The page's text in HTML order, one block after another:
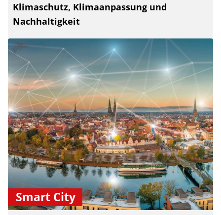
Klimaschutz, Klimaanpassung und
Nachhaltigkeit
Smart City